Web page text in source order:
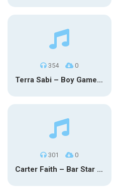
354 0
Terra Sabi – Boy Game X Marcia Cruz
301 0
Carter Faith – Bar Star Vevo